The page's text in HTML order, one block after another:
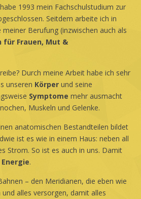
1993 mein Fachschulstudium zur
Seitdem arbeite ich in
Berufung (inzwischen auch als
für Frauen, Mut &
Durch meine Arbeit habe ich sehr
unseren Körper und seine
Symptome mehr ausmacht
Muskeln und Gelenke.
anatomischen Bestandteilen bildet
ist es wie in einem Haus: neben all
Strom. So ist es auch in uns. Damit
Energie.
– den Meridianen, die eben wie
alles versorgen, damit alles